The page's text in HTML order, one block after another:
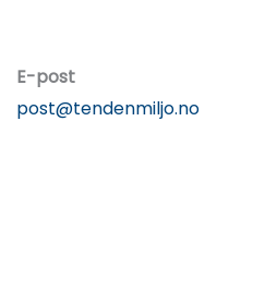
E-post
post@tendenmiljo.no